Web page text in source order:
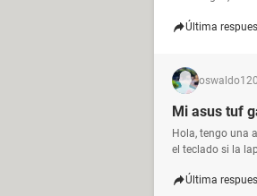
Última
Mi asus tuf
Hola, tengo una
el teclado si la
Última